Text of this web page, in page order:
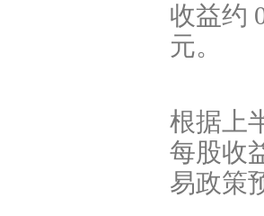
收益约
元。
根据上
每股收
易政策